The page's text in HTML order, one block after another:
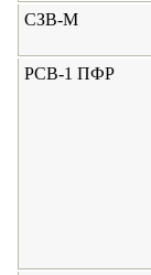
СЗВ-М
РСВ-1 ПФР